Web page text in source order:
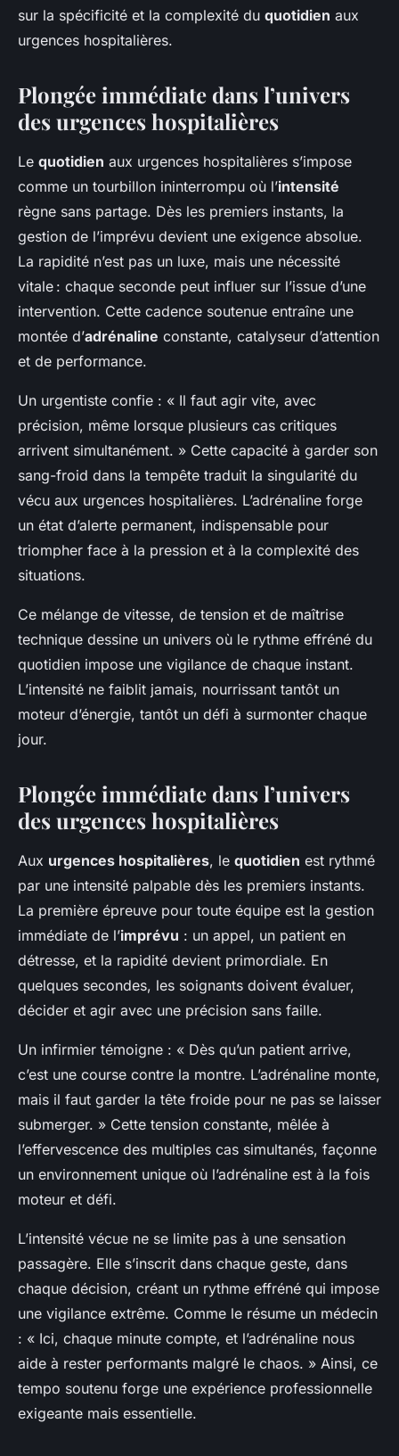
sur la spécificité et la complexité du quotidien aux
urgences hospitalières.
Plongée immédiate dans l’univers
des urgences hospitalières
Le quotidien aux urgences hospitalières s’impose
comme un tourbillon ininterrompu où l’intensité
règne sans partage. Dès les premiers instants, la
gestion de l’imprévu devient une exigence absolue.
La rapidité n’est pas un luxe, mais une nécessité
vitale : chaque seconde peut influer sur l’issue d’une
intervention. Cette cadence soutenue entraîne une
montée d’adrénaline constante, catalyseur d’attention
et de performance.
Un urgentiste confie : « Il faut agir vite, avec
précision, même lorsque plusieurs cas critiques
arrivent simultanément. » Cette capacité à garder son
sang-froid dans la tempête traduit la singularité du
vécu aux urgences hospitalières. L’adrénaline forge
un état d’alerte permanent, indispensable pour
triompher face à la pression et à la complexité des
situations.
Ce mélange de vitesse, de tension et de maîtrise
technique dessine un univers où le rythme effréné du
quotidien impose une vigilance de chaque instant.
L’intensité ne faiblit jamais, nourrissant tantôt un
moteur d’énergie, tantôt un défi à surmonter chaque
jour.
Plongée immédiate dans l’univers
des urgences hospitalières
Aux urgences hospitalières, le quotidien est rythmé
par une intensité palpable dès les premiers instants.
La première épreuve pour toute équipe est la gestion
immédiate de l’imprévu : un appel, un patient en
détresse, et la rapidité devient primordiale. En
quelques secondes, les soignants doivent évaluer,
décider et agir avec une précision sans faille.
Un infirmier témoigne : « Dès qu’un patient arrive,
c’est une course contre la montre. L’adrénaline monte,
mais il faut garder la tête froide pour ne pas se laisser
submerger. » Cette tension constante, mêlée à
l’effervescence des multiples cas simultanés, façonne
un environnement unique où l’adrénaline est à la fois
moteur et défi.
L’intensité vécue ne se limite pas à une sensation
passagère. Elle s’inscrit dans chaque geste, dans
chaque décision, créant un rythme effréné qui impose
une vigilance extrême. Comme le résume un médecin
: « Ici, chaque minute compte, et l’adrénaline nous
aide à rester performants malgré le chaos. » Ainsi, ce
tempo soutenu forge une expérience professionnelle
exigeante mais essentielle.